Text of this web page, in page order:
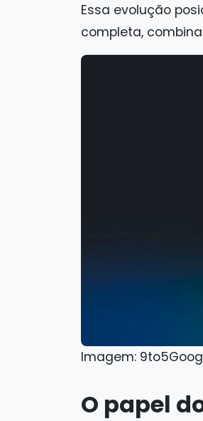
Essa evolução
completa,
Imagem:
O papel